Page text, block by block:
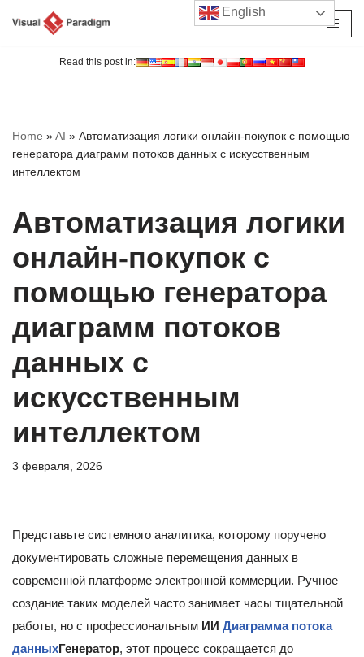
Read this post in:
Home »AI » Автоматизация логики онлайн-покупок с помощью
генератора диаграмм потоков данных с искусственным
интеллектом
Автоматизация логики
онлайн-покупок с
помощью генератора
диаграмм потоков
данных с
искусственным
интеллектом
3 февраля, 2026
Представьте системного аналитика, которому поручено
документировать сложные перемещения данных в
современной платформе электронной коммерции. Ручное
создание таких моделей часто занимает часы тщательной
работы, но с профессиональным ИИ Диаграмма потока
данныхГенератор, этот процесс сокращается до
English